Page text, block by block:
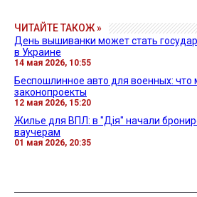
ЧИТАЙТЕ ТАКОЖ »
День вышиванки может стать
в Украине
14 мая 2026, 10:55
Беспошлинное авто для военных:
законопроекты
12 мая 2026, 15:20
Жилье для ВПЛ: в "Дія" начали
ваучерам
01 мая 2026, 20:35